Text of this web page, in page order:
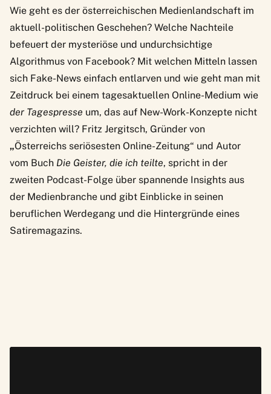
Wie geht es der österreichischen Medienlandschaft im
aktuell-politischen Geschehen? Welche Nachteile
befeuert der mysteriöse und undurchsichtige
Algorithmus von Facebook? Mit welchen Mitteln lassen
sich Fake-News einfach entlarven und wie geht man mit
Zeitdruck bei einem tagesaktuellen Online-Medium wie
der Tagespresse um, das auf New-Work-Konzepte nicht
verzichten will? Fritz Jergitsch, Gründer von
„Österreichs seriösesten Online-Zeitung“ und Autor
vom Buch Die Geister, die ich teilte, spricht in der
zweiten Podcast-Folge über spannende Insights aus
der Medienbranche und gibt Einblicke in seinen
beruflichen Werdegang und die Hintergründe eines
Satiremagazins.